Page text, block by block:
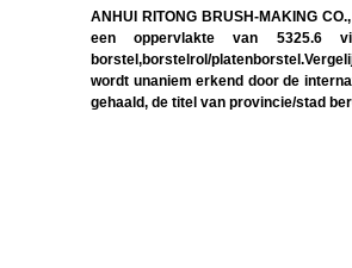
ANHUI RITONG BRUSH-MAKING
een oppervlakte van 5325.6
borstel,borstelrol/
wordt unaniem erkend door de
gehaald, de titel van provincie/stad